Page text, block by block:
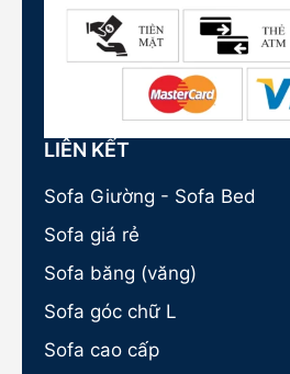
LIÊN KẾT
Sofa Giường - Sofa Bed
Sofa giá rẻ
Sofa băng (văng)
Sofa góc chữ L
Sofa cao cấp